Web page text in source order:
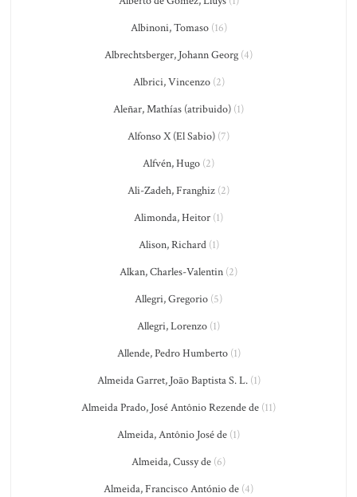
Albinoni, Tomaso(16)
Albrechtsberger, Johann Georg (4)
Albrici, Vincenzo(2)
Aleñar, Mathías (atribuido) (1)
Alfonso X (El Sabio) (7)
Alfvén, Hugo (2)
Ali-Zadeh, Franghiz (2)
Alimonda, Heitor (1)
Alison, Richard(1)
Alkan, Charles-Valentin (2)
Allegri, Gregorio (5)
Allegri, Lorenzo (1)
Allende, Pedro Humberto(1)
Almeida Garret, João Baptista S. L.(1)
Almeida Prado, José Antônio Rezende de (11)
Almeida, Antônio José de (1)
Almeida, Cussy de (6)
Almeida, Francisco António de (4)